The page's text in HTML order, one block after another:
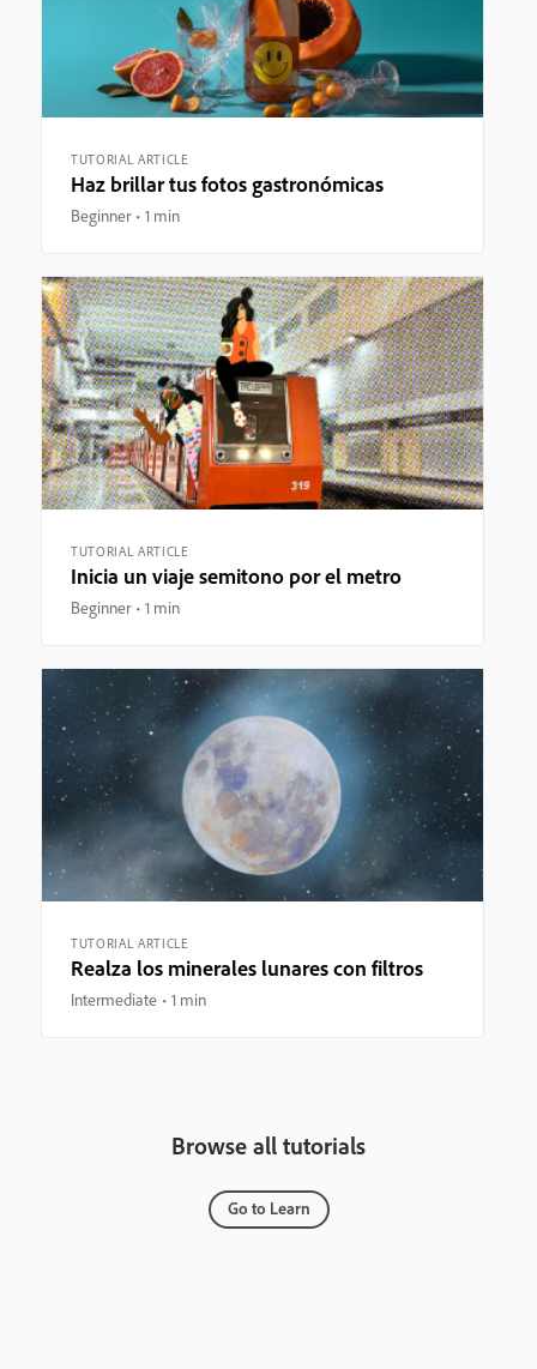
TUTORIAL ARTICLE
Haz brillar tus fotos gastronómicas
Beginner 1 min
TUTORIAL ARTICLE
Inicia un viaje semitono por el metro
Beginner 1 min
TUTORIAL ARTICLE
Realza los minerales lunares con filtros
Intermediate 1 min
Browse all tutorials
Go to Learn